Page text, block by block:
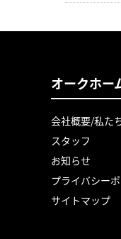
オークホー
会社概要/私た
スタッフ
お知らせ
プライバシー
サイトマップ